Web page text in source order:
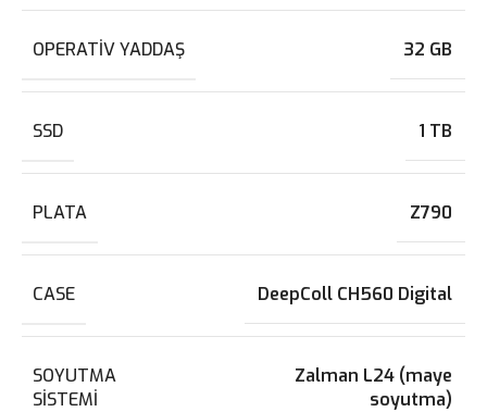
OPERATIV YADDAŞ 32 GB
SSD 1 TB
PLATA Z790
CASE DeepColl CH560 Digital
SOYUTMA
SISTEMI
Zalman L24 (maye
soyutma)